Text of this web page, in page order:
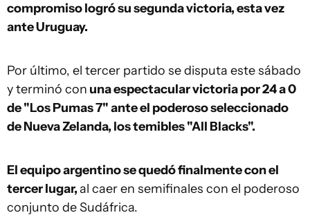
compromiso logró su segunda victoria, esta vez
ante Uruguay.
Por último, el tercer partido se disputa este sábado
y terminó con una espectacular victoria por 24 a 0
de "Los Pumas 7" ante el poderoso seleccionado
de Nueva Zelanda, los temibles "All Blacks".
El equipo argentino se quedó finalmente con el
tercer lugar,al caer en semifinales con el poderoso
conjunto de Sudáfrica.